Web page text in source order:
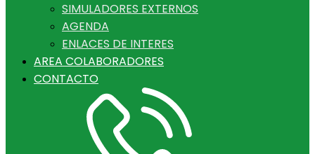
SIMULADORES EXTERNOS
AGENDA
ENLACES DE INTERES
AREA COLABORADORES
CONTACTO